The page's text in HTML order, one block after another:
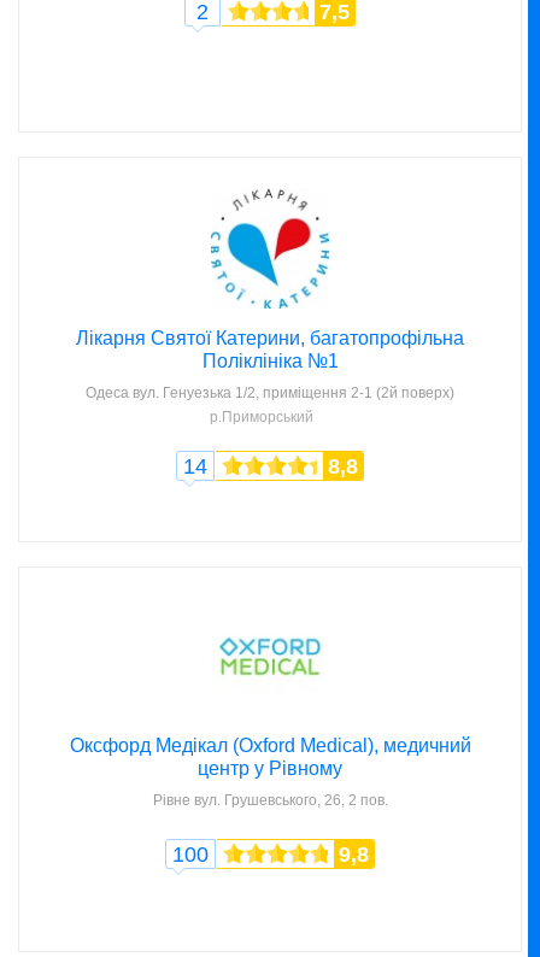
2 7,5
Лікарня Святої Катерини, багатопрофільна
Поліклініка №1
Одеса вул. Генуезька 1/2, приміщення 2-1 (2й поверх)
р.Приморський
14 8,8
Оксфорд Медікал (Oxford Medical), медичний
центр у Рівному
Рівне вул. Грушевського, 26, 2 пов.
100 9,8